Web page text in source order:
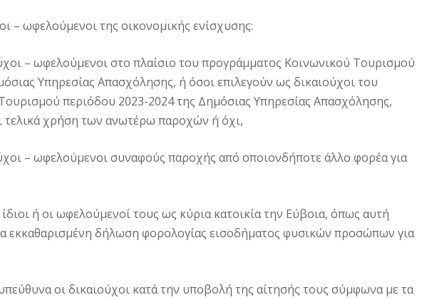
– ωφελούμενοι της οικονομικής ενίσχυσης:
– ωφελούμενοι στο πλαίσιο του προγράμματος Κοινωνικού Τουρισμού
Υπηρεσίας Απασχόλησης, ή όσοι επιλεγούν ως δικαιούχοι του
περιόδου 2023-2024 της Δημόσιας Υπηρεσίας Απασχόλησης,
τελικά χρήση των ανωτέρω παροχών ή όχι,
– ωφελούμενοι συναφούς παροχής από οποιονδήποτε άλλο φορέα για
ή οι ωφελούμενοί τους ως κύρια κατοικία την Εύβοια, όπως αυτή
εκκαθαρισμένη δήλωση φορολογίας εισοδήματος φυσικών προσώπων για
οι δικαιούχοι κατά την υποβολή της αίτησής τους σύμφωνα με τα